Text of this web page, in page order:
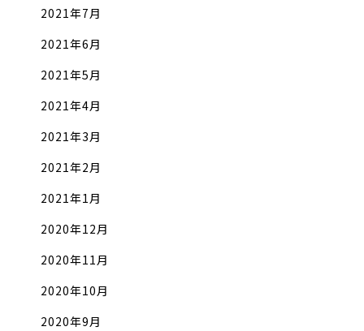
2021年7月
2021年6月
2021年5月
2021年4月
2021年3月
2021年2月
2021年1月
2020年12月
2020年11月
2020年10月
2020年9月